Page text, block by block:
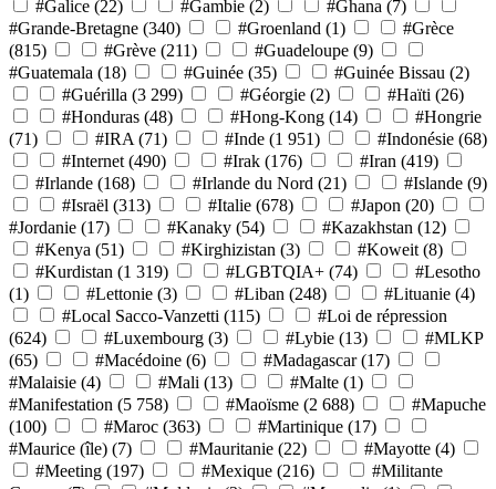
#Galice (22) #Gambie (2) #Ghana (7)
#Grande-Bretagne (340) #Groenland (1)
#Grèce
(815)
#Grève (211) #Guadeloupe (9)
#Guatemala (18) #Guinée (35) #Guinée Bissau (2)
#Guérilla (3 299) #Géorgie (2) #Haïti (26)
#Honduras (48) #Hong-Kong (14)
#Hongrie
(71)
#IRA (71) #Inde (1 951) #Indonésie (68)
#Internet (490) #Irak (176) #Iran (419)
#Irlande (168) #Irlande du Nord (21) #Islande (9)
#Israël (313) #Italie (678) #Japon (20)
#Jordanie (17) #Kanaky (54) #Kazakhstan (12)
#Kenya (51) #Kirghizistan (3) #Koweit (8)
#Kurdistan (1 319) #LGBTQIA+ (74)
#Lesotho
(1)
#Lettonie (3) #Liban (248) #Lituanie (4)
#Local Sacco-Vanzetti (115)
#Loi de répression
(624)
#Luxembourg (3) #Lybie (13)
#MLKP
(65)
#Macédoine (6) #Madagascar (17)
#Malaisie (4) #Mali (13) #Malte (1)
#Manifestation (5 758) #Maoïsme (2 688)
#Mapuche
(100)
#Maroc (363) #Martinique (17)
#Maurice (île) (7) #Mauritanie (22) #Mayotte (4)
#Meeting (197) #Mexique (216)
#Militante